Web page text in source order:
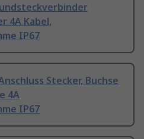
4A Kabel,
IP67
Stecker, Buchse
4A
IP67